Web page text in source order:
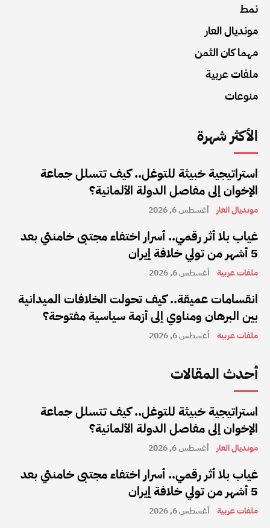
نمط
مونديال العار
مهما كان الثمن
ملفات عربية
منوعات
الأكثر شهرة
استراتيجية خبيثة للتوغل.. كيف تتسلل جماعة
الإخوان إلى مفاصل الدولة الألمانية؟
مونديال العار أغسطس 6, 2026
غياب بلا أثر رقمي.. أسرار اختفاء مجتبى خامنئي بعد
5 أشهر من تولي خلافة إيران
ملفات عربية أغسطس 6, 2026
انقسامات عميقة.. كيف تحولت الخلافات الميدانية
بين البرهان ومناوي إلى أزمة سياسية مفتوحة؟
ملفات عربية أغسطس 6, 2026
أحدث المقالات
استراتيجية خبيثة للتوغل.. كيف تتسلل جماعة
الإخوان إلى مفاصل الدولة الألمانية؟
مونديال العار أغسطس 6, 2026
غياب بلا أثر رقمي.. أسرار اختفاء مجتبى خامنئي بعد
5 أشهر من تولي خلافة إيران
ملفات عربية أغسطس 6, 2026